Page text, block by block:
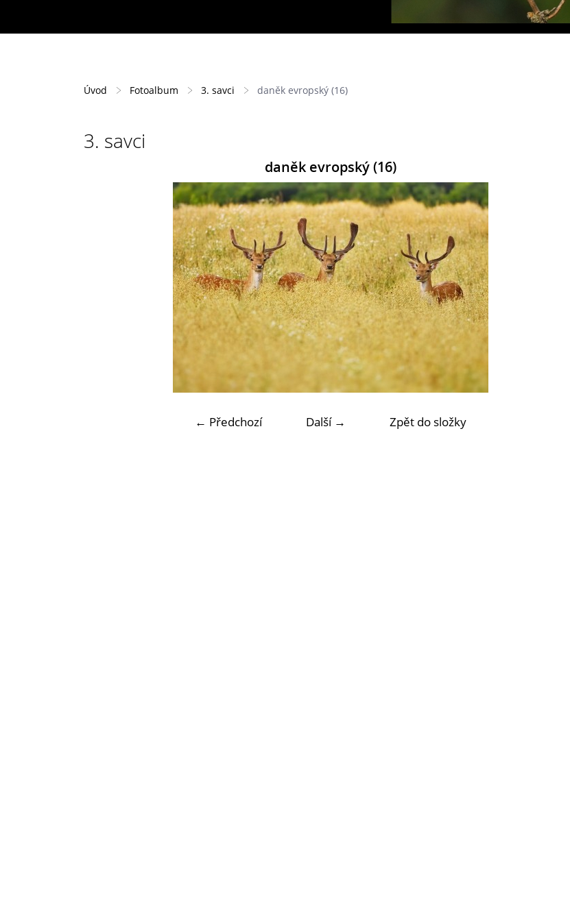
Úvod Fotoalbum 3. savci daněk evropský (16)
3. savci
daněk evropský (16)
← Předchozí Další → Zpět do složky